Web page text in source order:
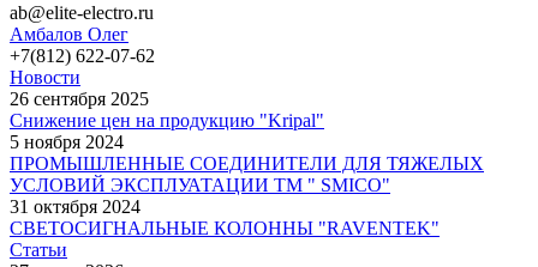
ab@elite-electro.ru
Амбалов Олег
+7(812) 622-07-62
Новости
26 сентября 2025
Снижение цен на продукцию "Kripal"
5 ноября 2024
ПРОМЫШЛЕННЫЕ СОЕДИНИТЕЛИ ДЛЯ ТЯЖЕЛЫХ
УСЛОВИЙ ЭКСПЛУАТАЦИИ TM " SMICO"
31 октября 2024
СВЕТОСИГНАЛЬНЫЕ КОЛОННЫ "RAVENTEK"
Статьи